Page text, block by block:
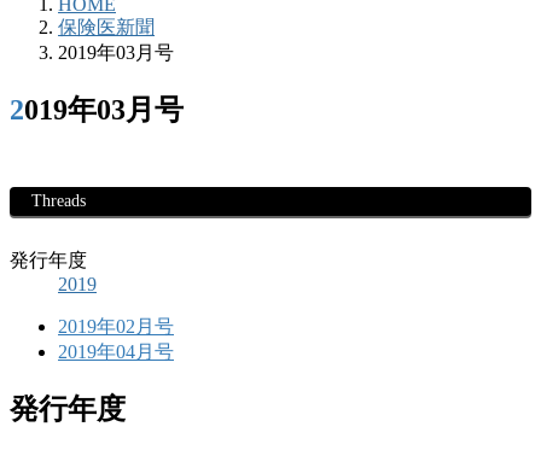
保険医新聞
2019年03月号
2019年03月号
Threads
発行年度
2019
2019年02月号
2019年04月号
発行年度